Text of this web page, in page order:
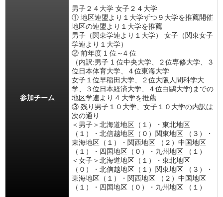
参加チーム
男子２４大学 女子２４大学
① 地区連盟より１大学ずつ９大学を推薦開催
地区の連盟より１大学を推薦
男子（関東学連より１大学） 女子（関東女子
学連より１大学）
② 前年度 1 位～4 位
（内訳:男子 1 位中央大学、２位専修大学、３
位日本体育大学、４位東海大学
女子１位早稲田大学、２位大阪人間科学大
学、３位日本経済大学、４位白鷗大学)までの
地区学連より 4 大学を推薦
③ 残り男子１０大学、女子１０大学の内訳は
次の通り
＜男子＞北海道地区（１）・東北地区
（１）・北信越地区（０）関東地区 （３）・
東海地区（１）・関西地区 （２）中国地区
（１）・四国地区（０）・九州地区 （１）
＜女子＞北海道地区（１）・東北地区
（０）・北信越地区（１）関東地区 （３）・
東海地区（１）・関西地区 （２）中国地区
（１）・四国地区（０）・九州地区 （１）